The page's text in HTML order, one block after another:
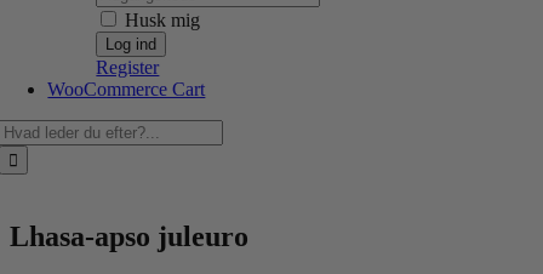
Husk mig
Register
WooCommerce Cart
Lhasa-apso juleuro